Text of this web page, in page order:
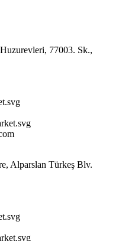
Huzurevleri, 77003. Sk.,
Alparslan Türkeş Blv.